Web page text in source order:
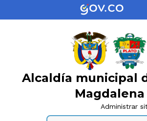
Alcaldía municipal
Magdalena
Administrar